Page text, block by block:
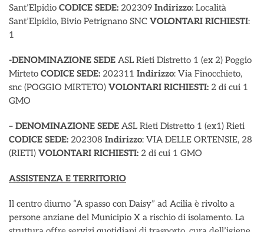
Sant’Elpidio CODICE SEDE: 202309 Indirizzo: Località
Sant’Elpidio, Bivio Petrignano SNC VOLONTARI RICHIESTI:
1
-DENOMINAZIONE SEDE ASL Rieti Distretto 1 (ex 2) Poggio
Mirteto CODICE SEDE: 202311 Indirizzo: Via Finocchieto,
snc (POGGIO MIRTETO) VOLONTARI RICHIESTI: 2 di cui 1
GMO
– DENOMINAZIONE SEDE ASL Rieti Distretto 1 (ex1) Rieti
CODICE SEDE: 202308 Indirizzo: VIA DELLE ORTENSIE, 28
(RIETI) VOLONTARI RICHIESTI: 2 di cui 1 GMO
ASSISTENZA E TERRITORIO
Il centro diurno “A spasso con Daisy” ad Acilia è rivolto a
persone anziane del Municipio X a rischio di isolamento. La